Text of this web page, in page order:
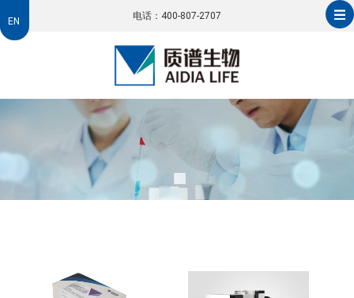
EN 电话：400-807-2707
EN